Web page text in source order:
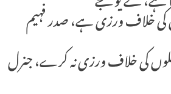
کی خلاف ورزی ہے، صدر فہیم
کی خلاف ورزی نہ کرے، جنرل